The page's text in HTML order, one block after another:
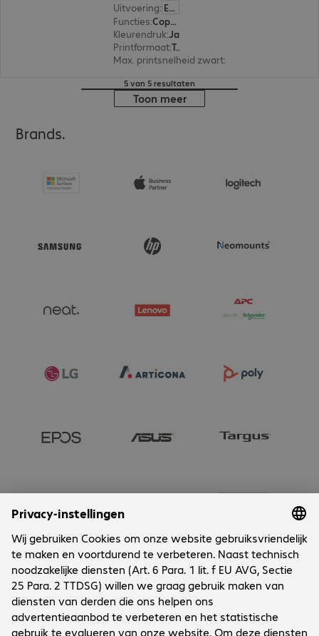
Uitvoering: Europa
Functies:
Copy, Print, Scan
Kleurendruk:Ja
Printformaat: Tot max. A3+
Max. printsnelheid zwart:
5 van 5 resultaten
Toon meer
Brands.
Onderneming